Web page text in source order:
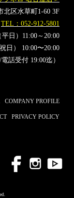
北区水草町1-60 3F
TEL：052-912-5801
日）11:00～20:00
日） 10:00〜20:00
話受付 19:00迄）
COMPANY PROFILE
PRIVACY POLICY